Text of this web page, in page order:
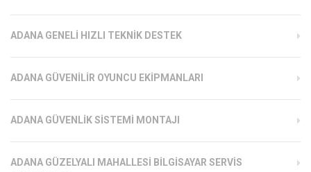
ADANA GENELI HIZLI TEKNIK DESTEK
ADANA GÜVENILIR OYUNCU EKIPMANLARI
ADANA GÜVENLIK SISTEMI MONTAJI
ADANA GÜZELYALI MAHALLESI BILGISAYAR SERVIS